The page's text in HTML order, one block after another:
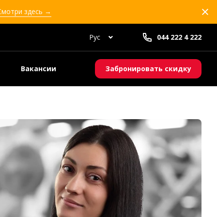
здесь →
Рус 044 222 4 222
Вакансии Забронировать скидку